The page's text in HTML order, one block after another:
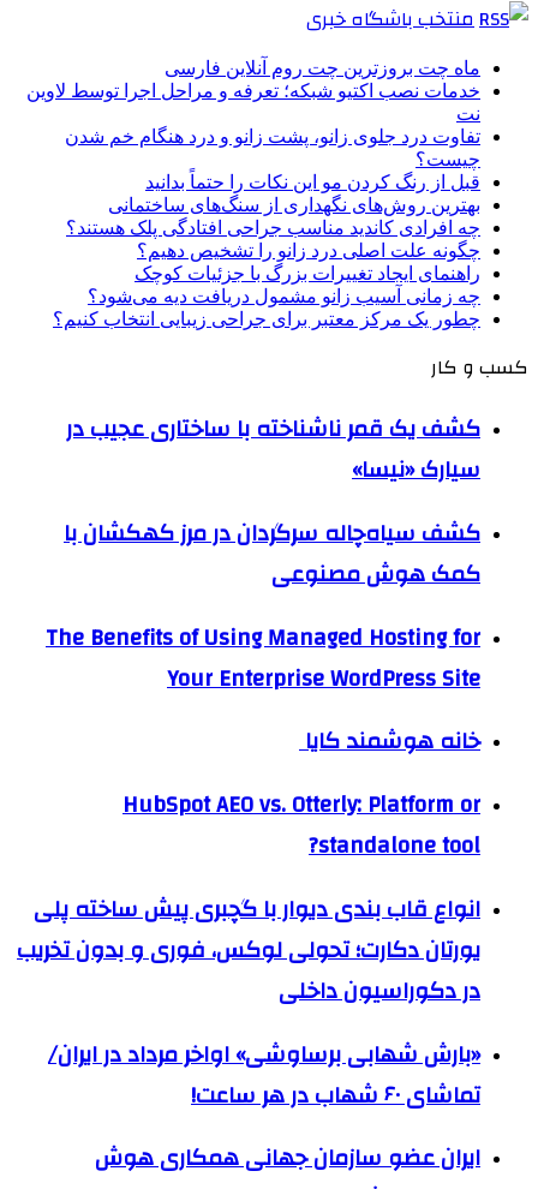
منتخب باشگاه خبری
ماه چت بروزترین چت روم آنلاین فارسی
خدمات نصب اکتیو شبکه؛ تعرفه و مراحل اجرا توسط لاوین
نت
تفاوت درد جلوی زانو، پشت زانو و درد هنگام خم شدن
چیست؟
قبل از رنگ کردن مو این نکات را حتماً بدانید
بهترین روش‌های نگهداری از سنگ‌های ساختمانی
چه افرادی کاندید مناسب جراحی افتادگی پلک هستند؟
چگونه علت اصلی درد زانو را تشخیص دهیم؟
راهنمای ایجاد تغییرات بزرگ با جزئیات کوچک
چه زمانی آسیب زانو مشمول دریافت دیه می‌شود؟
چطور یک مرکز معتبر برای جراحی زیبایی انتخاب کنیم؟
کسب و کار
کشف یک قمر ناشناخته با ساختاری عجیب در
سیارک «نیسا»
کشف سیاه‌چاله سرگردان در مرز کهکشان با
کمک هوش مصنوعی
The Benefits of Using Managed Hosting for
Your Enterprise WordPress Site
خانه هوشمند کایا
HubSpot AEO vs. Otterly: Platform or
standalone tool?
انواع قاب بندی دیوار با گچبری پیش ساخته پلی
یورتان دکارت؛ تحولی لوکس، فوری و بدون تخریب
در دکوراسیون داخلی
«بارش شهابی برساوشی» اواخر مرداد در ایران/
تماشای ۶۰ شهاب در هر ساعت!
ایران عضو سازمان جهانی همکاری هوش